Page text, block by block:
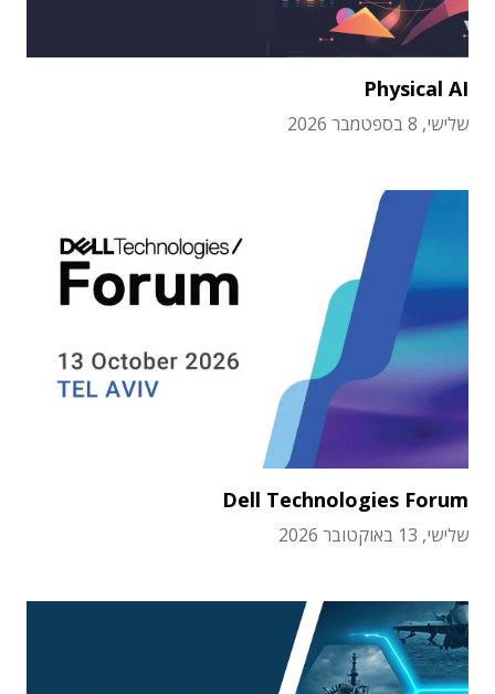
Physical AI
שלישי, 8 בספטמבר 2026
Dell Technologies Forum
שלישי, 13 באוקטובר 2026